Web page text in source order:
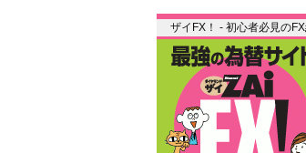
ザイFX！ - 初心者必見の